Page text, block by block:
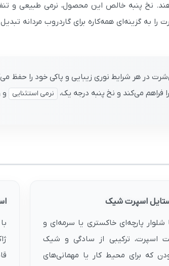
نخ پنبه خالص این محصول، نرمی طبیعی و
در هر شرایط نوری زیبایی و پاکی خود را حفظ
می‌کند و نخ پنبه درجه یک،
نرمی استثنایی و
اسپرت شیک
شلوار پارچه‌ای خاکستری یا سرمه‌ای و
اسپرت، ترکیبی از سادگی و شیک
که برای محیط کار یا مهمانی‌های